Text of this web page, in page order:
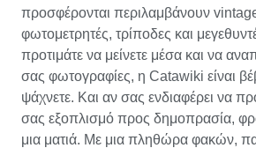
προσφέρονται περιλαμβάνουν
φωτομετρητές, τρίποδες και
προτιμάτε να μείνετε μέσα και να
σας φωτογραφίες, η Catawiki είναι
ψάχνετε. Και αν σας ενδιαφέρει να
σας εξοπλισμό προς δημοπρασία,
μια ματιά. Με μια πληθώρα φακών,